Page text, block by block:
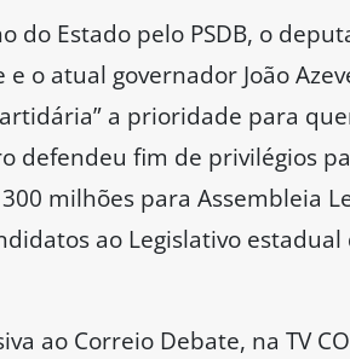
do Estado pelo PSDB, o
o atual governador João
a prioridade para
defendeu fim de privilégios
milhões para Assembleia
ao Legislativo
ao Correio Debate, na TV